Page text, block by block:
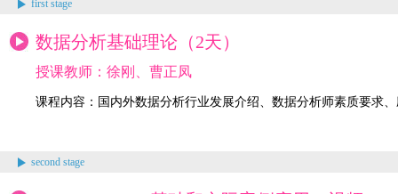
first stage
数据分析基础理论（2天）
授课教师：徐刚、曹正凤
课程内容：国内外数据分析行业发展介绍、数据分析师素质要求
second stage